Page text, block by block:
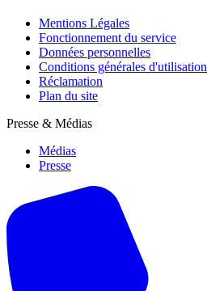
Mentions Légales
Fonctionnement du service
Données personnelles
Conditions générales d'utilisation
Réclamation
Plan du site
Presse & Médias
Médias
Presse